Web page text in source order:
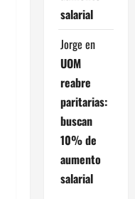
salarial
Jorge en
UOM
reabre
paritarias:
buscan
10% de
aumento
salarial